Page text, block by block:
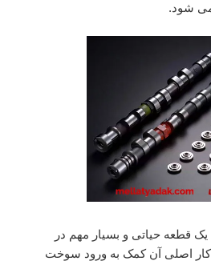
شود.
قطعه حیاتی و بسیار مهم در
اصلی آن کمک به ورود سوخت